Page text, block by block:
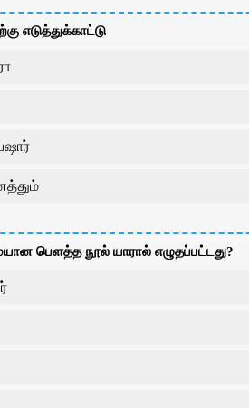
எடுத்துக்காட்டு
பெளத்த நூல் யாரால் எழுதப்பட்டது?